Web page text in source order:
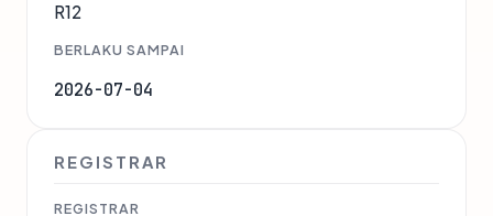
R12
BERLAKU SAMPAI
2026-07-04
REGISTRAR
REGISTRAR